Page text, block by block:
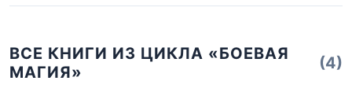
ВСЕ КНИГИ ИЗ ЦИКЛА «БОЕВАЯ
МАГИЯ»
(4)